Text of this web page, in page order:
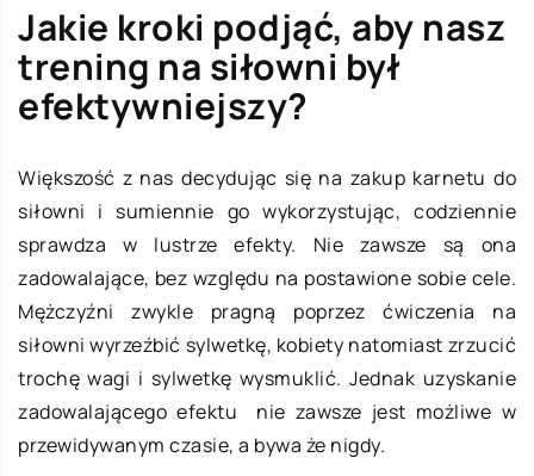
Jakie kroki podjąć, aby nasz
trening na siłowni był
efektywniejszy?
Większość z nas decydując się na zakup karnetu do
siłowni i sumiennie go wykorzystując, codziennie
sprawdza w lustrze efekty. Nie zawsze są ona
zadowalające, bez względu na postawione sobie cele.
Mężczyźni zwykle pragną poprzez ćwiczenia na
siłowni wyrzeźbić sylwetkę, kobiety natomiast zrzucić
trochę wagi i sylwetkę wysmuklić. Jednak uzyskanie
zadowalającego efektu nie zawsze jest możliwe w
przewidywanym czasie, a bywa że nigdy.